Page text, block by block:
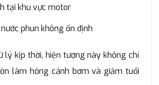
tại khu vực motor
phun không ổn định
lý kịp thời, hiện tượng này không chỉ
làm hỏng cánh bơm và giảm tuổi